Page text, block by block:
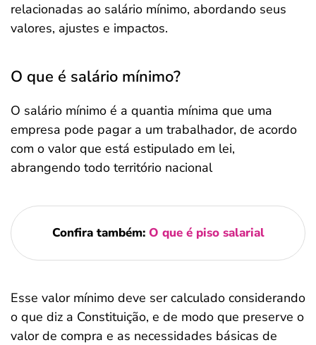
relacionadas ao salário mínimo, abordando seus
valores, ajustes e impactos.
O que é salário mínimo?
O salário mínimo é a quantia mínima que uma
empresa pode pagar a um trabalhador, de acordo
com o valor que está estipulado em lei,
abrangendo todo território nacional
Confira também: O que é piso salarial
Esse valor mínimo deve ser calculado considerando
o que diz a Constituição, e de modo que preserve o
valor de compra e as necessidades básicas de